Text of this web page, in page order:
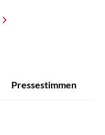
Pressestimmen